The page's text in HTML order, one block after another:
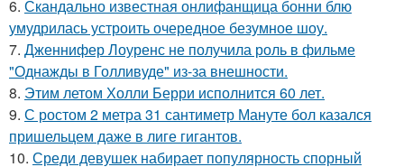
6. Скандально известная онлифанщица бонни блю
умудрилась устроить очередное безумное шоу.
7. Дженнифер Лоуренс не получила роль в фильме
"Однажды в Голливуде" из-за внешности.
8. Этим летом Холли Берри исполнится 60 лет.
9. С ростом 2 метра 31 сантиметр Мануте бол казался
пришельцем даже в лиге гигантов.
10. Среди девушек набирает популярность спорный